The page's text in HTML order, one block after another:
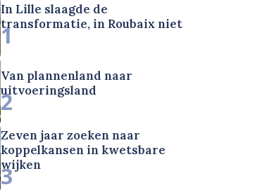
In Lille slaagde de
transformatie, in Roubaix niet
1
Van plannenland naar
uitvoeringsland
2
Zeven jaar zoeken naar
koppelkansen in kwetsbare
wijken
3